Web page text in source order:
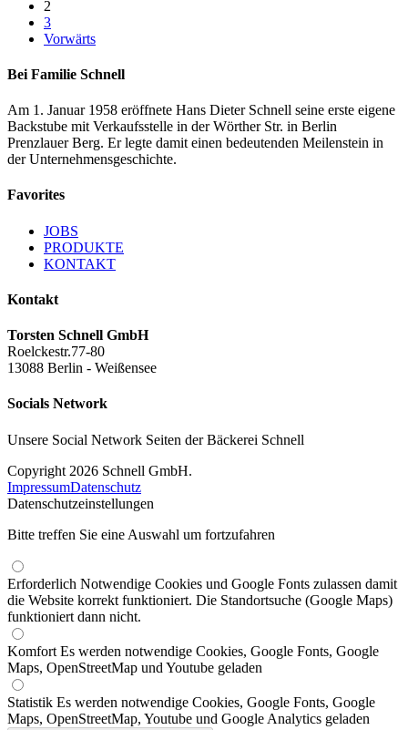
2
3
Vorwärts
Bei Familie Schnell
Am 1. Januar 1958 eröffnete Hans Dieter Schnell seine erste eigene
Backstube mit Verkaufsstelle in der Wörther Str. in Berlin
Prenzlauer Berg. Er legte damit einen bedeutenden Meilenstein in
der Unternehmensgeschichte.
Favorites
JOBS
PRODUKTE
KONTAKT
Kontakt
Torsten Schnell GmbH
Roelckestr.77-80
13088 Berlin - Weißensee
Socials Network
Unsere Social Network Seiten der Bäckerei Schnell
Copyright 2026 Schnell GmbH.
ImpressumDatenschutz
Datenschutzeinstellungen
Bitte treffen Sie eine Auswahl um fortzufahren
Erforderlich Notwendige Cookies und Google Fonts zulassen damit
die Website korrekt funktioniert. Die Standortsuche (Google Maps)
funktioniert dann nicht.
Komfort Es werden notwendige Cookies, Google Fonts, Google
Maps, OpenStreetMap und Youtube geladen
Statistik Es werden notwendige Cookies, Google Fonts, Google
Maps, OpenStreetMap, Youtube und Google Analytics geladen